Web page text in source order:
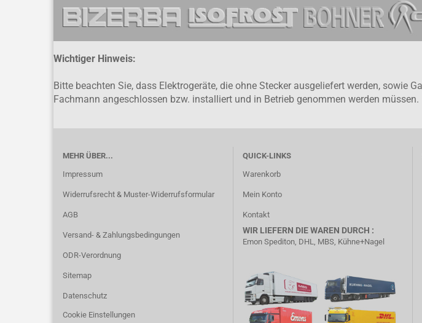
Wichtiger Hinweis:
Bitte beachten Sie, dass Elektrogeräte, die ohne Stecker ausgeliefert werden, sowie
Fachmann angeschlossen bzw. installiert und in Betrieb genommen werden müssen.
MEHR ÜBER...
Impressum
Widerrufsrecht & Muster-Widerrufsformular
AGB
Versand- & Zahlungsbedingungen
ODR-Verordnung
Sitemap
Datenschutz
Cookie Einstellungen
QUICK-LINKS
Warenkorb
Mein Konto
Kontakt
WIR LIEFERN DIE WAREN DURCH :
Emon Spediton, DHL, MBS, Kühne+Nagel